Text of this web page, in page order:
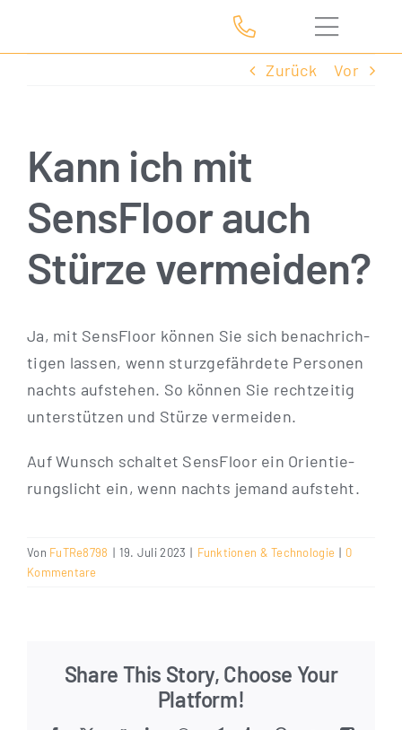
Zurück Vor
Kann ich mit
SensFloor auch
Stürze vermeiden?
Ja, mit Sen­s­Flo­or kön­nen Sie sich benach­rich­
ti­gen las­sen, wenn sturz­ge­fähr­de­te Per­so­nen
nachts auf­ste­hen. So kön­nen Sie recht­zei­tig
unter­stüt­zen und Stür­ze vermeiden.
Auf Wunsch schal­tet Sen­s­Flo­or ein Ori­en­tie­
rungs­licht ein, wenn nachts jemand aufsteht.
Von FuTRe8798 | 19. Juli 2023 | Funktionen & Technologie | 0
Kommentare
Share This Story, Choose Your
Platform!